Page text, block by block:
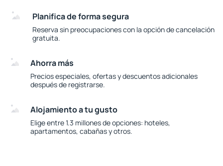
Planifica de forma segura
Reserva sin preocupaciones con la opción de cancelación
gratuita.
Ahorra más
Precios especiales, ofertas y descuentos adicionales
después de registrarse.
Alojamiento a tu gusto
Elige entre 1.3 millones de opciones: hoteles,
apartamentos, cabañas y otros.